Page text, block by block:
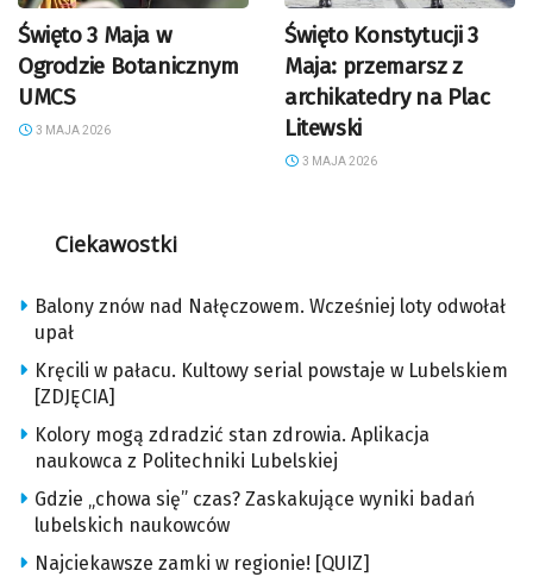
Święto 3 Maja w
Ogrodzie Botanicznym
UMCS
3 MAJA 2026
Święto Konstytucji 3
Maja: przemarsz z
archikatedry na Plac
Litewski
3 MAJA 2026
Ciekawostki
Balony znów nad Nałęczowem. Wcześniej loty odwołał
upał
Kręcili w pałacu. Kultowy serial powstaje w Lubelskiem
[ZDJĘCIA]
Kolory mogą zdradzić stan zdrowia. Aplikacja
naukowca z Politechniki Lubelskiej
Gdzie „chowa się” czas? Zaskakujące wyniki badań
lubelskich naukowców
Najciekawsze zamki w regionie! [QUIZ]